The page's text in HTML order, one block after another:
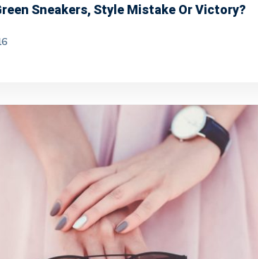
Sneakers, Style Mistake Or Victory?